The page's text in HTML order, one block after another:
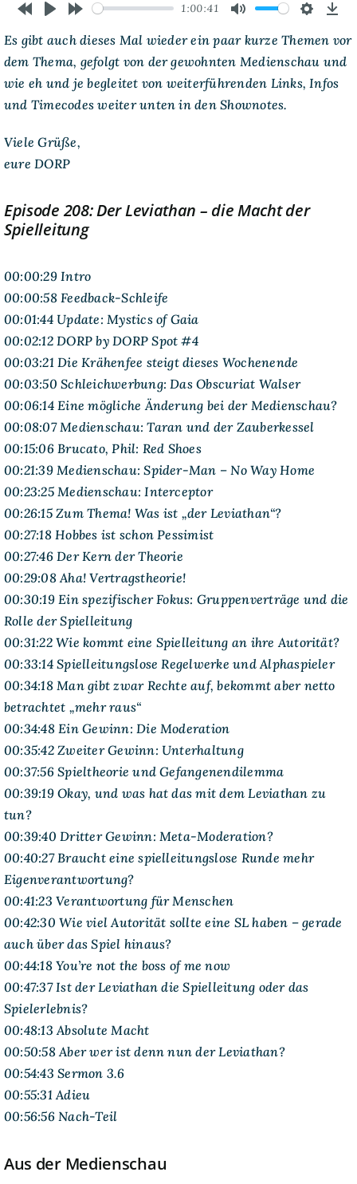
10s
10s
1:00:41
Es gibt auch dieses Mal wieder ein paar kurze Themen vor
dem Thema, gefolgt von der gewohnten Medienschau und
wie eh und je begleitet von weiterführenden Links, Infos
und Timecodes weiter unten in den Shownotes.
Viele Grüße,
eure DORP
Episode 208: Der Leviathan – die Macht der
Spielleitung
00:00:29 Intro
00:00:58 Feedback-Schleife
00:01:44 Update: Mystics of Gaia
00:02:12 DORP by DORP Spot #4
00:03:21 Die Krähenfee steigtdieses Wochenende
00:03:50 Schleichwerbung: Das Obscuriat Walser
00:06:14 Eine mögliche Änderung bei der Medienschau?
00:08:07 Medienschau: Taran und der Zauberkessel
00:15:06 Brucato, Phil: Red Shoes
00:21:39 Medienschau: Spider-Man – No Way Home
00:23:25 Medienschau: Interceptor
00:26:15 Zum Thema! Was ist „der Leviathan“?
00:27:18 Hobbes ist schon Pessimist
00:27:46 Der Kern der Theorie
00:29:08 Aha! Vertragstheorie!
00:30:19 Ein spezifischer Fokus: Gruppenverträge und die
Rolle der Spielleitung
00:31:22 Wie kommt eine Spielleitung an ihre Autorität?
00:33:14 Spielleitungslose Regelwerke und Alphaspieler
00:34:18 Man gibt zwar Rechte auf, bekommt aber netto
betrachtet „mehr raus“
00:34:48 Ein Gewinn: Die Moderation
00:35:42 Zweiter Gewinn: Unterhaltung
00:37:56 Spieltheorie und Gefangenendilemma
00:39:19 Okay, und was hat das mit dem Leviathan zu
tun?
00:39:40 Dritter Gewinn: Meta-Moderation?
00:40:27 Braucht eine spielleitungslose Runde mehr
Eigenverantwortung?
00:41:23 Verantwortung für Menschen
00:42:30 Wie viel Autorität sollte eine SL haben – gerade
auch über das Spiel hinaus?
00:44:18 You’re not the boss of me now
00:47:37 Ist der Leviathan die Spielleitung oder das
Spielerlebnis?
00:48:13 Absolute Macht
00:50:58 Aber wer ist denn nun der Leviathan?
00:54:43 Sermon 3.6
00:55:31 Adieu
00:56:56 Nach-Teil
Aus der Medienschau